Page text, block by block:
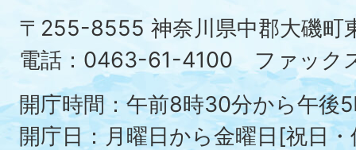
町
〒255-8555 神奈川県中郡大磯
電話：0463-61-4100 ファック
開庁時間：午前8時30分から午後
開庁日：月曜日から金曜日[祝日